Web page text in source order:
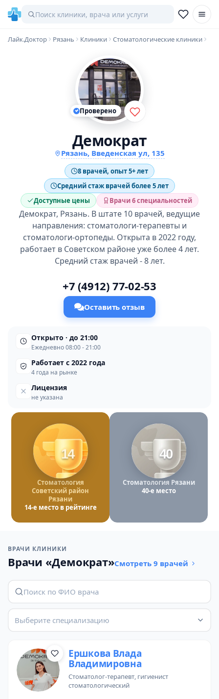
Лайк.Доктор Рязань Клиники Стоматологические клиники
Проверено
Демократ
Рязань, Введенская ул, 135
8 врачей, опыт 5+ лет
Средний стаж врачей более 5 лет
Доступные цены
Врачи 6 специальностей
Демократ, Рязань. В штате 10 врачей, ведущие
направления: стоматологи-терапевты и
стоматологи-ортопеды. Открыта в 2022 году,
работает в Советском районе уже более 4 лет.
Средний стаж врачей - 8 лет.
+7 (4912) 77-02-53
Оставить отзыв
Открыто · до 21:00
Ежедневно 08:00 - 21:00
Работает с 2022 года
4 года на рынке
Лицензия
не указана
14
Стоматология
Советский район
Рязани
14-е место в рейтинге
40
Стоматология Рязани
40-е место
ВРАЧИ КЛИНИКИ
Врачи «Демократ»Смотреть 9 врачей
Выберите специализацию
Ершкова Влада
Владимировна
стоматолог-терапевт, гигиенист
стоматологический